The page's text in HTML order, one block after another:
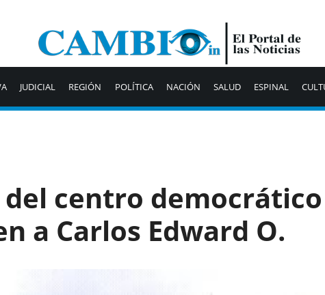
JUDICIAL REGIÓN POLÍTICA NACIÓN SALUD ESPINAL
del centro
a Carlos Edward O.